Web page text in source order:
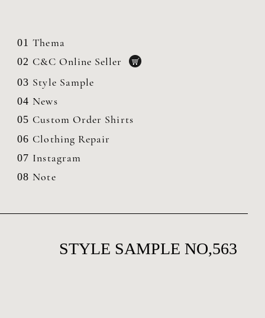
01 Thema
02 C&C Online Seller
03 Style Sample
04 News
05 Custom Order Shirts
06 Clothing Repair
07 Instagram
08 Note
STYLE SAMPLE NO,563